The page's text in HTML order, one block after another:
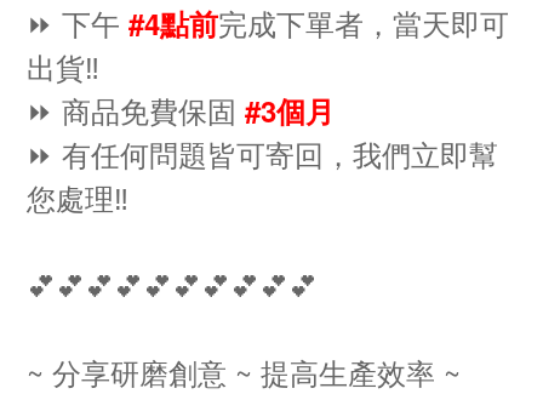
⏩ 下午 #4點前完成下單者，當天即可
出貨‼️
⏩ 商品免費保固 #3個月
⏩ 有任何問題皆可寄回，我們立即幫
您處理‼️
💕💕💕💕💕💕💕💕💕💕
~ 分享研磨創意 ~ 提高生產效率 ~